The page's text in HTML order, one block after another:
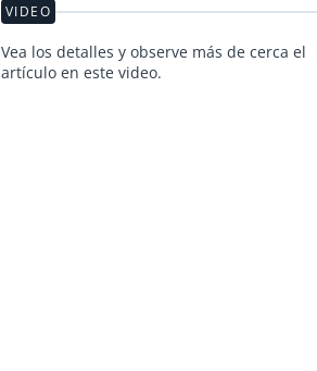
VIDEO
Vea los detalles y observe más de cerca el
artículo en este video.